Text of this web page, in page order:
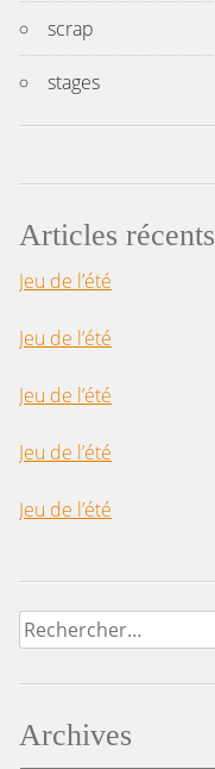
scrap
stages
Articles récents
Jeu de l’été
Jeu de l’été
Jeu de l’été
Jeu de l’été
Jeu de l’été
Rechercher :
Archives